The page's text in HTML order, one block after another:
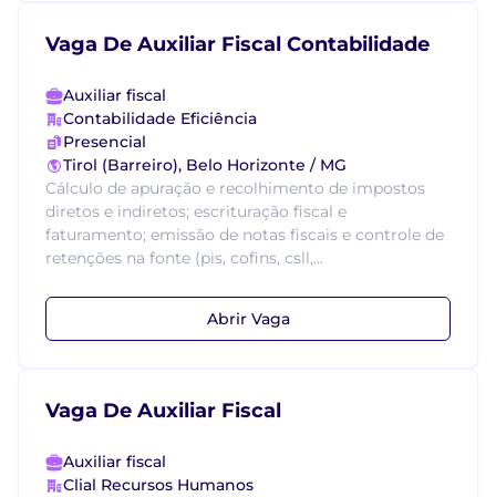
Vaga De Auxiliar Fiscal Contabilidade
Auxiliar fiscal
Contabilidade Eficiência
Presencial
Tirol (Barreiro), Belo Horizonte / MG
Cálculo de apuração e recolhimento de impostos
diretos e indiretos; escrituração fiscal e
faturamento; emissão de notas fiscais e controle de
retenções na fonte (pis, cofins, csll,...
Abrir Vaga
Vaga De Auxiliar Fiscal
Auxiliar fiscal
Clial Recursos Humanos